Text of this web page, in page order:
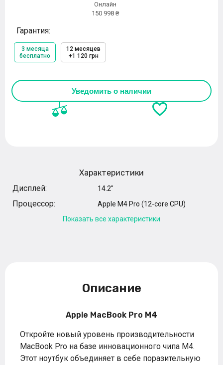
Онлайн
150 998 ₴
Гарантия:
3 месяца
бесплатно
12 месяцев
+1 120 грн
Уведомить о наличии
Характеристики
Дисплей:
14.2"
Процессор:
Apple M4 Pro (12-core CPU)
Показать все характеристики
Описание
Apple MacBook Pro M4
Откройте новый уровень производительности
MacBook Pro на базе инновационного чипа M4.
Этот ноутбук объединяет в себе поразительную